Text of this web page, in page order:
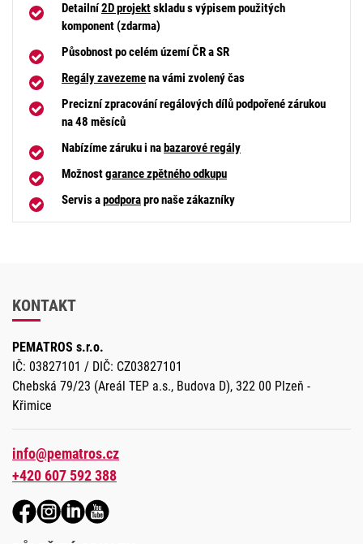
Detailní2D projektskladu s výpisem použitých
komponent (zdarma)
Působnost po celém území ČR a SR
Regály zavezemena vámi zvolený čas
Precizní zpracování regálových dílů podpořené zárukou
na 48 měsíců
Nabízíme záruku i nabazarové regály
Možnostgarance zpětného odkupu
Servis apodporapro naše zákazníky
KONTAKT
PEMATROS s.r.o.
IČ: 03827101 / DIČ: CZ03827101
Chebská 79/23 (Areál TEP a.s., Budova D), 322 00 Plzeň -
Křimice
info@pematros.cz
+420 607 592 388